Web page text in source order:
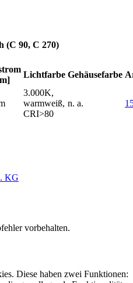
(C 90, C 270)
Lichtfarbe Gehäusefarbe
3.000K,
warmweiß,
CRI>80
n. a.
KG
vorbehalten.
Diese haben zwei Funktionen: